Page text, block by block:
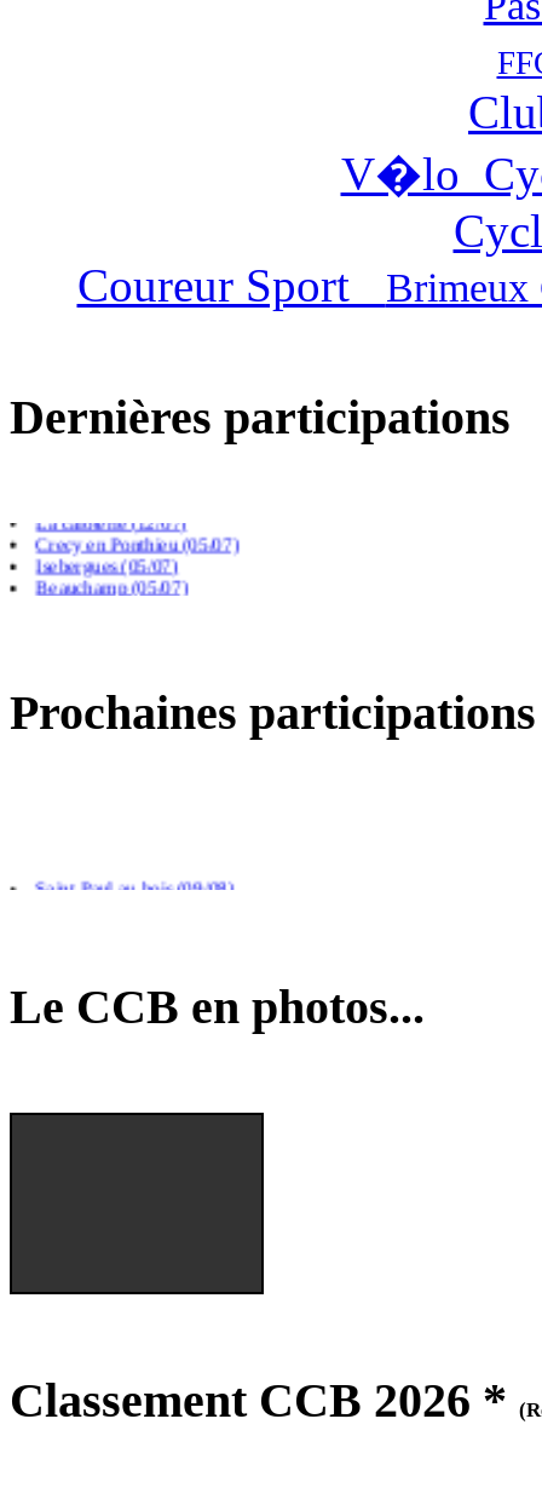
V�lo
Coureur Sport
Brimeux
Dernières participations
Crecy en Ponthieu (05/07)
Isebergues (05/07)
Beauchamp (05/07)
Frevillers (14/06)
Prochaines participations
Saint Paul au bois (09/08)
Le CCB en photos...
Classement CCB 2026 *